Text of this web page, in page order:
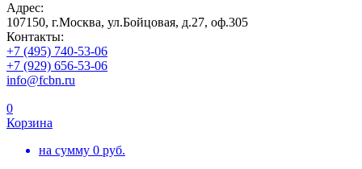
Адрес:
107150, г.Москва, ул.Бойцовая, д.27, оф.305
Контакты:
+7 (495) 740-53-06
+7 (929) 656-53-06
info@fcbn.ru
0
Корзина
на сумму 0 руб.